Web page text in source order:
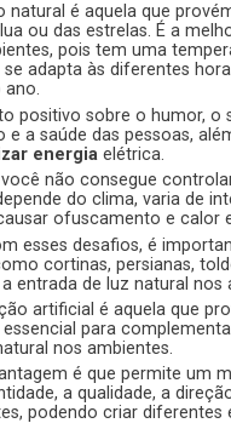
natural é aquela que
ou das estrelas. É a
pois tem uma
se adapta às diferentes
ano.
positivo sobre o humor, o
e a saúde das pessoas,
energia elétrica.
não consegue
do clima, varia de
ofuscamento e calor
esses desafios, é
cortinas, persianas,
entrada de luz natural nos
artificial é aquela que
para
nos ambientes.
é que permite um
a qualidade, a
podendo criar diferentes